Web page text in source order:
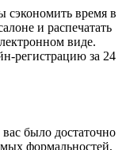
сэкономить время в
и распечатать
виде.
регистрацию за 24
было достаточно
формальностей,